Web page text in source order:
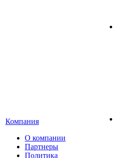
Компания
О компании
Партнеры
Политика